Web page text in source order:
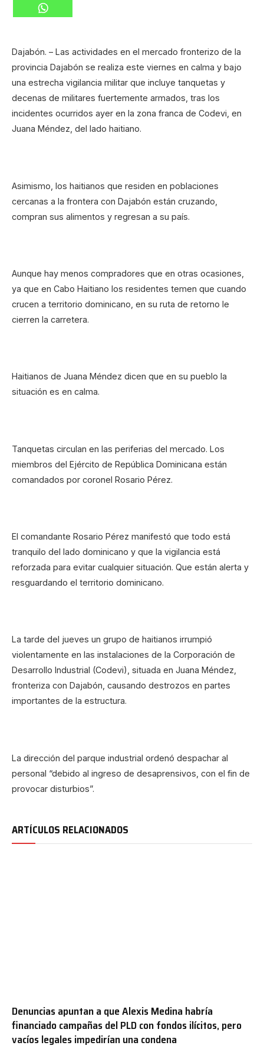
Dajabón. – Las actividades en el mercado fronterizo de la
provincia Dajabón se realiza este viernes en calma y bajo
una estrecha vigilancia militar que incluye tanquetas y
decenas de militares fuertemente armados, tras los
incidentes ocurridos ayer en la zona franca de Codevi, en
Juana Méndez, del lado haitiano.
Asimismo, los haitianos que residen en poblaciones
cercanas a la frontera con Dajabón están cruzando,
compran sus alimentos y regresan a su país.
Aunque hay menos compradores que en otras ocasiones,
ya que en Cabo Haitiano los residentes temen que cuando
crucen a territorio dominicano, en su ruta de retorno le
cierren la carretera.
Haitianos de Juana Méndez dicen que en su pueblo la
situación es en calma.
Tanquetas circulan en las periferias del mercado. Los
miembros del Ejército de República Dominicana están
comandados por coronel Rosario Pérez.
El comandante Rosario Pérez manifestó que todo está
tranquilo del lado dominicano y que la vigilancia está
reforzada para evitar cualquier situación. Que están alerta y
resguardando el territorio dominicano.
La tarde del jueves un grupo de haitianos irrumpió
violentamente en las instalaciones de la Corporación de
Desarrollo Industrial (Codevi), situada en Juana Méndez,
fronteriza con Dajabón, causando destrozos en partes
importantes de la estructura.
La dirección del parque industrial ordenó despachar al
personal “debido al ingreso de desaprensivos, con el fin de
provocar disturbios”.
ARTÍCULOS RELACIONADOS
Denuncias apuntan a que Alexis Medina habría
financiado campañas del PLD con fondos ilícitos, pero
vacíos legales impedirían una condena